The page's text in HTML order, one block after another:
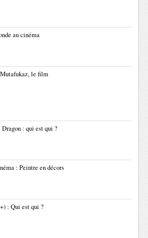
au cinéma
Mutafukaz, le film
Dragon : qui est qui ?
: Peintre en décors
: Qui est qui ?